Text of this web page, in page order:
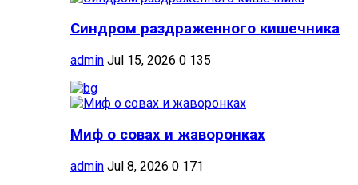
Синдром раздраженного кишечника
admin Jul 15, 2026 0 135
Миф о совах и жаворонках
admin Jul 8, 2026 0 171